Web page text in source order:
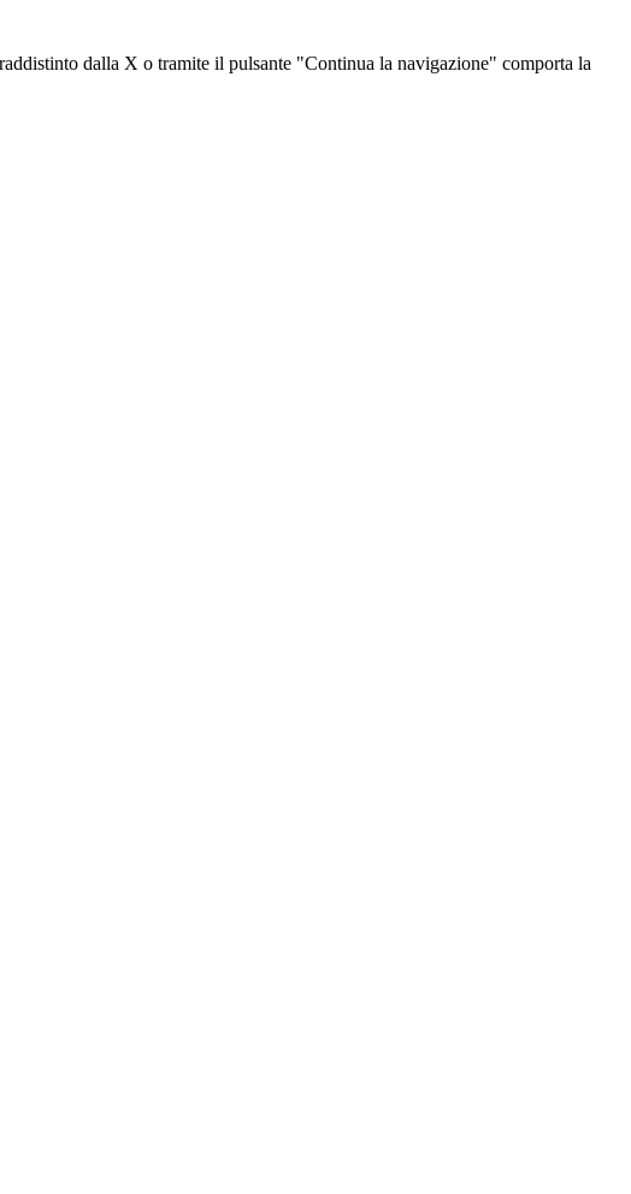
dalla X o tramite il pulsante "Continua la navigazione" comporta la